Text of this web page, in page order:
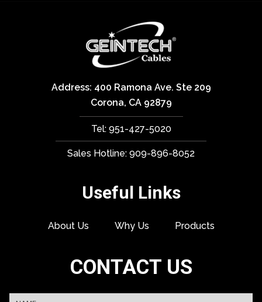
Address: 400 Ramona Ave. Ste 209
Corona, CA 92879
Tel: 951-427-5020
Sales Hotline: 909-896-8052
Useful Links
About Us Why Us Products
CONTACT US